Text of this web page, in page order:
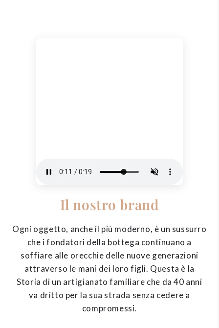
Il nostro brand
Ogni oggetto, anche il più moderno, è un sussurro
che i fondatori della bottega continuano a
soffiare alle orecchie delle nuove generazioni
attraverso le mani dei loro figli. Questa è la
Storia di un artigianato familiare che da 40 anni
va dritto per la sua strada senza cedere a
compromessi.